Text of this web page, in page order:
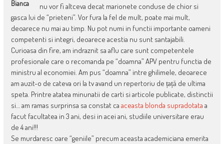
Bianca
nu vor fi altceva decat marionete conduse de chior si
gasca lui de “prieteni”. Vor fura la fel de mult, poate mai mult,
deoarece nu mai au timp. Nu pot numi in functii importante oameni
competenti si integri, deoarece acestia nu sunt santajabili.
Curioasa din fire, am indraznit sa aflu care sunt competentele
profesionale care o recomanda pe “doamna” APV pentru functia de
ministru al economiei. Am pus “doamna” intre ghilimele, deoarece
am auzit-o de cateva ori la tv avand un repertoriu de țață de ultima
speta. Printre atatea minunatii de carti si articole publicate, distinctii
si… am ramas surprinsa sa constat ca aceasta blonda supradotata a
facut facultatea in 3 ani, desi in acei ani, studiile universitare erau
de 4 ani!!!
Se murdaresc oare “geniile” precum aceasta academiciana emerita